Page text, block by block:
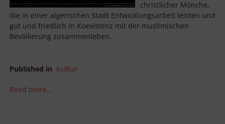
christlicher Mönche,
die in einer algerischen Stadt Entwicklungsarbeit leisten und
gut und friedlich in Koexistenz mit der muslimischen
Bevölkerung zusammenleben.
Published in Kultur
Read more...